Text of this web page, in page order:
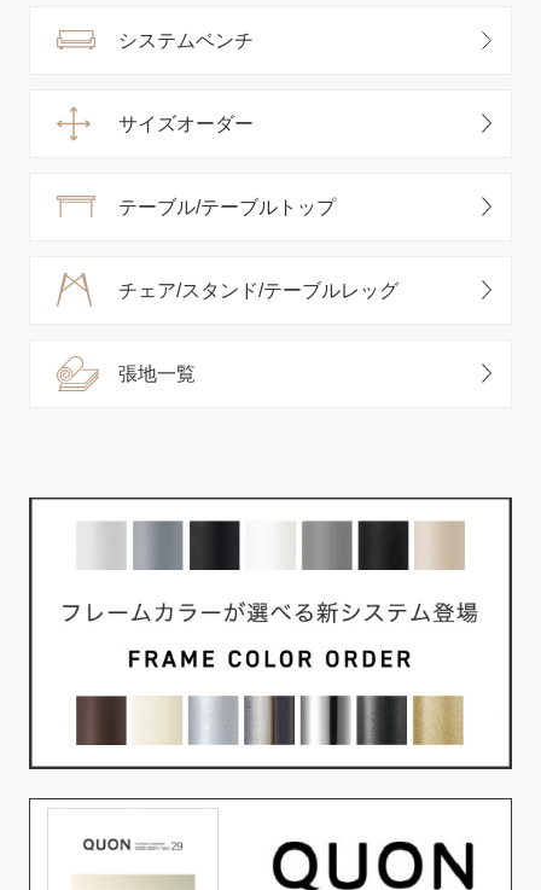
システムベンチ
サイズオーダー
テーブル/テーブルトップ
チェア/スタンド/テーブルレッグ
張地一覧